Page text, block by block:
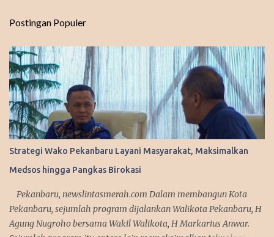
r
Postingan Populer
Strategi Wako Pekanbaru Layani Masyarakat, Maksimalkan
Medsos hingga Pangkas Birokasi
Pekanbaru, newslintasmerah.com Dalam membangun Kota
Pekanbaru, sejumlah program dijalankan Walikota Pekanbaru, H
Agung Nugroho bersama Wakil Walikota, H Markarius Anwar.